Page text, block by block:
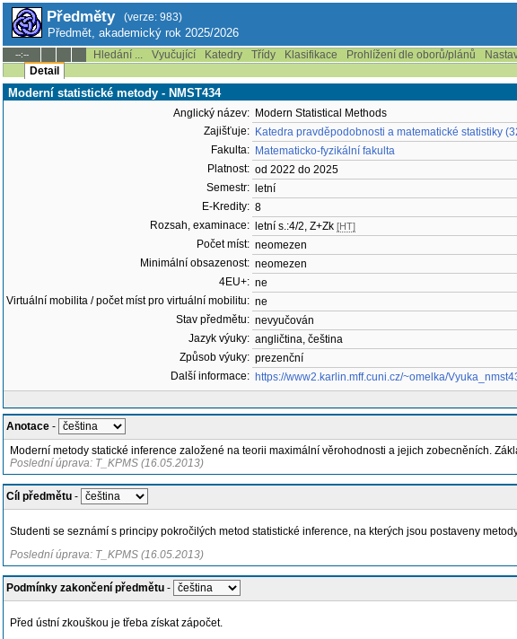
Předměty (verze: 983)
Předmět, akademický rok 2025/2026
--:-- Hledání ... Vyučující Katedry Třídy Klasifikace Prohlížení dle oborů/plánů
Detail
Moderní statistické metody - NMST434
Anglický název: Modern Statistical Methods
Zajišťuje: Katedra pravděpodobnosti a matematické statistiky
Fakulta: Matematicko-fyzikální fakulta
Platnost: od 2022 do 2025
Semestr:
letní
E-Kredity: 8
Rozsah, examinace:
letní s.:4/2, Z+Zk [HT]
Počet míst: neomezen
Minimální obsazenost: neomezen
4EU+: ne
Virtuální mobilita / počet míst pro virtuální mobilitu: ne
Stav předmětu: nevyučován
Jazyk výuky: angličtina, čeština
Způsob výuky: prezenční
Další informace: https://www2.karlin.mff.cuni.cz/~omelka/
Anotace -
Moderní metody statické inference založené na teorii maximální věrohodnosti a jejich zobecněních.
Poslední úprava: T_KPMS (16.05.2013)
Cíl předmětu -
Studenti se seznámí s principy pokročilých metod statistické inference, na kterých jsou postaveny
Poslední úprava: T_KPMS (16.05.2013)
Podmínky zakončení předmětu -
Před ústní zkouškou je třeba získat zápočet.